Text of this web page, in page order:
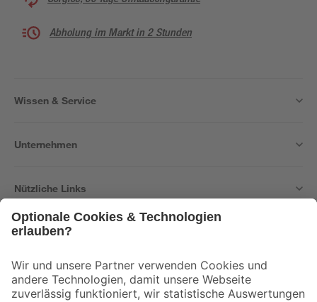
Abholung im Markt in 2 Stunden
Wissen & Service
Unternehmen
Nützliche Links
Der toom Newsletter: Keine Angebote und Aktionen mehr verpassen!
Zur Newsletter Anmeldung